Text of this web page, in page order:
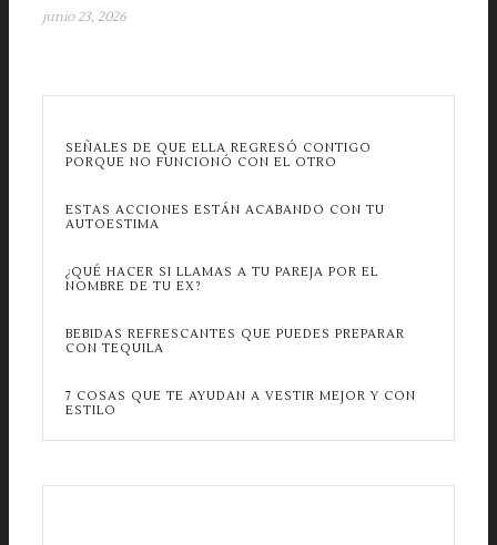
junio 23, 2026
SEÑALES DE QUE ELLA REGRESÓ CONTIGO
PORQUE NO FUNCIONÓ CON EL OTRO
ESTAS ACCIONES ESTÁN ACABANDO CON TU
AUTOESTIMA
¿QUÉ HACER SI LLAMAS A TU PAREJA POR EL
NOMBRE DE TU EX?
BEBIDAS REFRESCANTES QUE PUEDES PREPARAR
CON TEQUILA
7 COSAS QUE TE AYUDAN A VESTIR MEJOR Y CON
ESTILO